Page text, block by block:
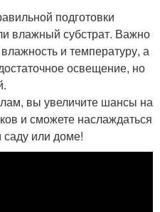
подготовки
влажный субстрат. Важно
и температуру, а
освещение, но
вы увеличите шансы на
и сможете наслаждаться
или доме!